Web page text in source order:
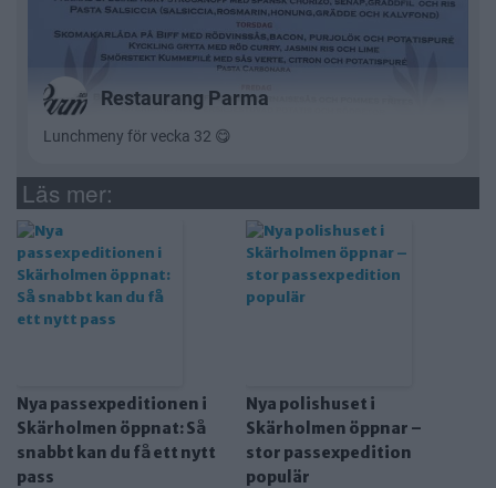
Läs mer:
Nya passexpeditionen i
Skärholmen öppnat: Så
snabbt kan du få ett nytt
pass
Nya polishuset i
Skärholmen öppnar –
stor passexpedition
populär